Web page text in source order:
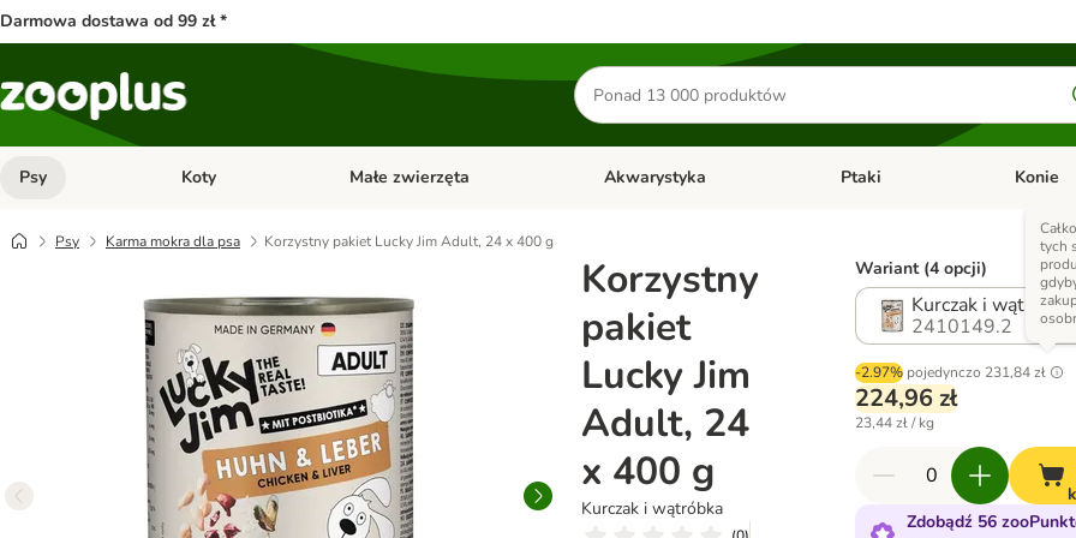
Darmowa dostawa od 99 zł *
Szukaj
produktów
Psy Otwórz menu kategorii: Psy
Koty Otwórz menu kategorii: Koty
Małe zwierzęta Otwórz menu kategorii: Małe zwierzęta
Akwarystyka Otwórz menu kategorii:
Ptaki Otwórz
Konie
Psy Karma mokra dla psa Korzystny pakiet Lucky Jim Adult, 24 x 400 g
Korzystny
pakiet
Lucky Jim
Adult, 24
x 400 g
Kurczak i wątróbka
Wariant (4 opcji)
Kurczak i wątróbka
2410149.2
-2.97% pojedynczo 231,84 zł
tych
224,96 zł
23,44 zł / kg
Zdobądź 56